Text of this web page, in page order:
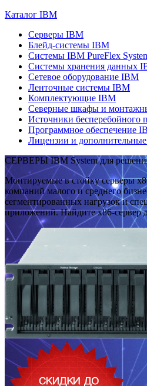
Каталог IBM
Серверы IBM
Блейд-системы IBM
Системы IBM PureFlex
Системы хранения данных
Сетевое оборудование IBM
Ленточные системы IBM
Комплектующие IBM
Северные шкафы и
Источники бесперебойного
Программное обеспечение
Лицензии и
СЕРВЕРЫ IBM System для
Монтируемые в стойку серверы
компаний малого и среднего
сегментированных нагрузок и
приложений. Найдите x86-сервер